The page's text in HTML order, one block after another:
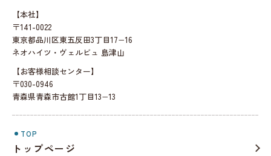
【本社】
〒141-0022
東京都品川区東五反田3丁目17−16
ネオハイツ・ヴェルビュ 島津山
【お客様相談センター】
〒030-0946
青森県青森市古館1丁目13−13
TOP
トップページ